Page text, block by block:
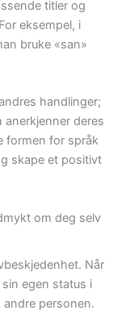
titler og
eksempel, i
bruke «san»
handlinger;
anerkjenner deres
formen for språk
skape et positivt
om deg selv
Når
egen status i
personen.